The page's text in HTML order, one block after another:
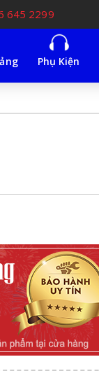
645 2299
Phụ Kiện